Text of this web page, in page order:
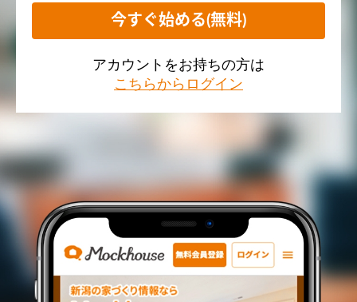
今すぐ始める(無料)
アカウントをお持ちの方は
こちらからログイン